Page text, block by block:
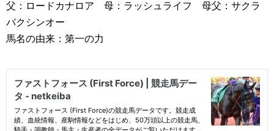
父：ロードカナロア 母：ラッシュライフ 母父：サクラ
バクシンオー
馬名の由来：第一の力